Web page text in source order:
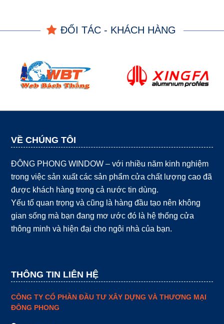
ĐỐI TÁC - KHÁCH HÀNG
VỀ CHÚNG TÔI
ĐÔNG PHONG WINDOW – với nhiều năm kinh nghiệm
trong việc sản xuất các sản phẩm cửa chất lượng cao đã
được khách hàng trong cả nước tin dùng.
Yếu tố quan trọng và cũng là hàng đầu tạo nên không
gian sống mà bạn đang mơ ước đó là hệ thống cửa
thông minh và hiện đại cho ngôi nhà của bạn.
THÔNG TIN LIÊN HỆ
CÔNG TY CỔ PHẦN ĐẦU TƯ XÂY DỰNG VÀ THƯƠNG MẠI
ĐÔNG PHONG